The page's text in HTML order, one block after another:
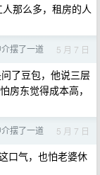
那么多，租房的人
摆了一道 5 月 7 日
了豆包，他说三层
房东觉得成本高，
摆了一道 5 月 7 日
口气，也怕老婆休